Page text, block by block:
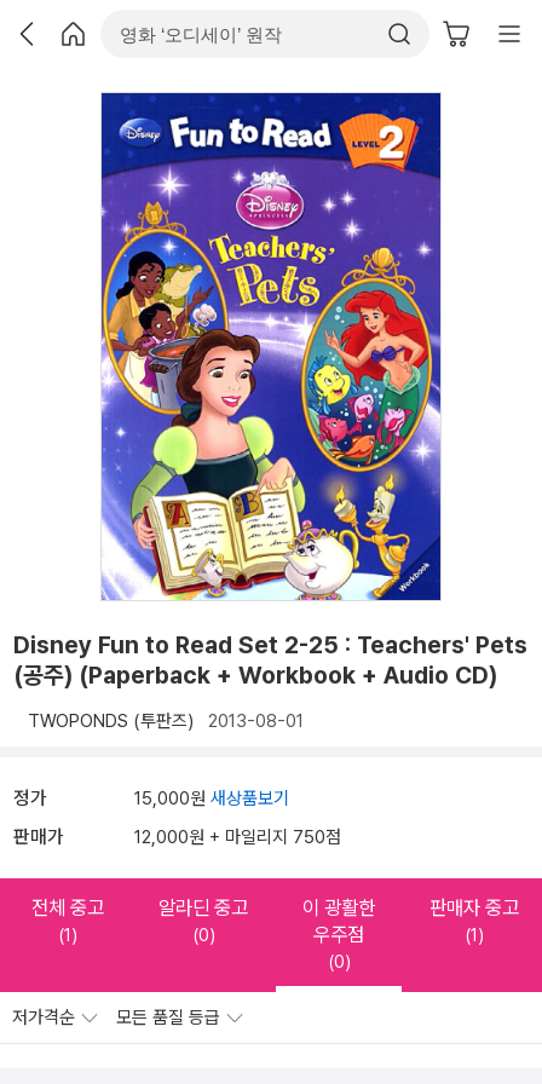
Disney Fun to Read Set 2-25 : Teachers' Pets
(공주) (Paperback + Workbook + Audio CD)
TWOPONDS (투판즈) 2013-08-01
정가 15,000원 새상품보기
판매가 12,000원 + 마일리지 750점
전체 중고
(1)
알라딘 중고
(0)
이 광활한
우주점
(0)
판매자 중고
(1)
저가격순 모든 품질 등급